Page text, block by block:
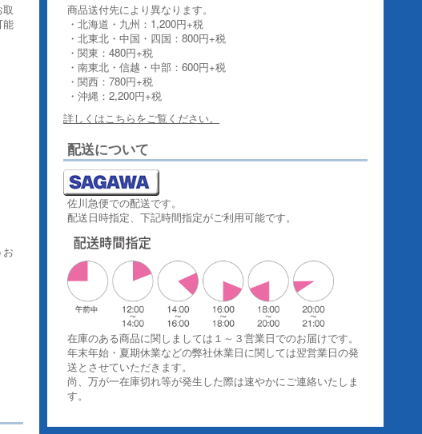
能
商品送付先により異なります。
・北海道・九州：1,200円+税
・北東北・中国・四国：800円+税
・関東：480円+税
・南東北・信越・中部：600円+税
・関西：780円+税
・沖縄：2,200円+税
詳しくはこちらをご覧ください。
配送について
佐川急便での配送です。
配送日時指定、下記時間指定がご利用可能です。
在庫のある商品に関しましては１～３営業日でのお届けです。
年末年始・夏期休業などの弊社休業日に関しては翌営業日の発
送とさせていただきます。
尚、万が一在庫切れ等が発生した際は速やかにご連絡いたしま
す。